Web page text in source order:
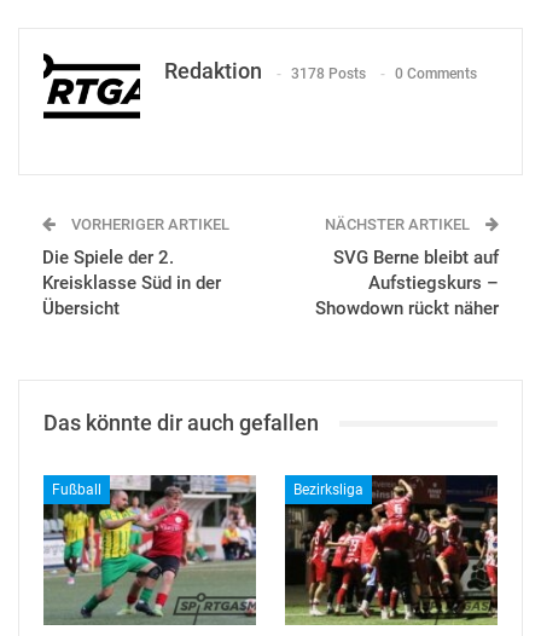
Redaktion 3178 Posts 0 Comments
VORHERIGER ARTIKEL
Die Spiele der 2.
Kreisklasse Süd in der
Übersicht
NÄCHSTER ARTIKEL
SVG Berne bleibt auf
Aufstiegskurs –
Showdown rückt näher
Das könnte dir auch gefallen
Fußball Bezirksliga